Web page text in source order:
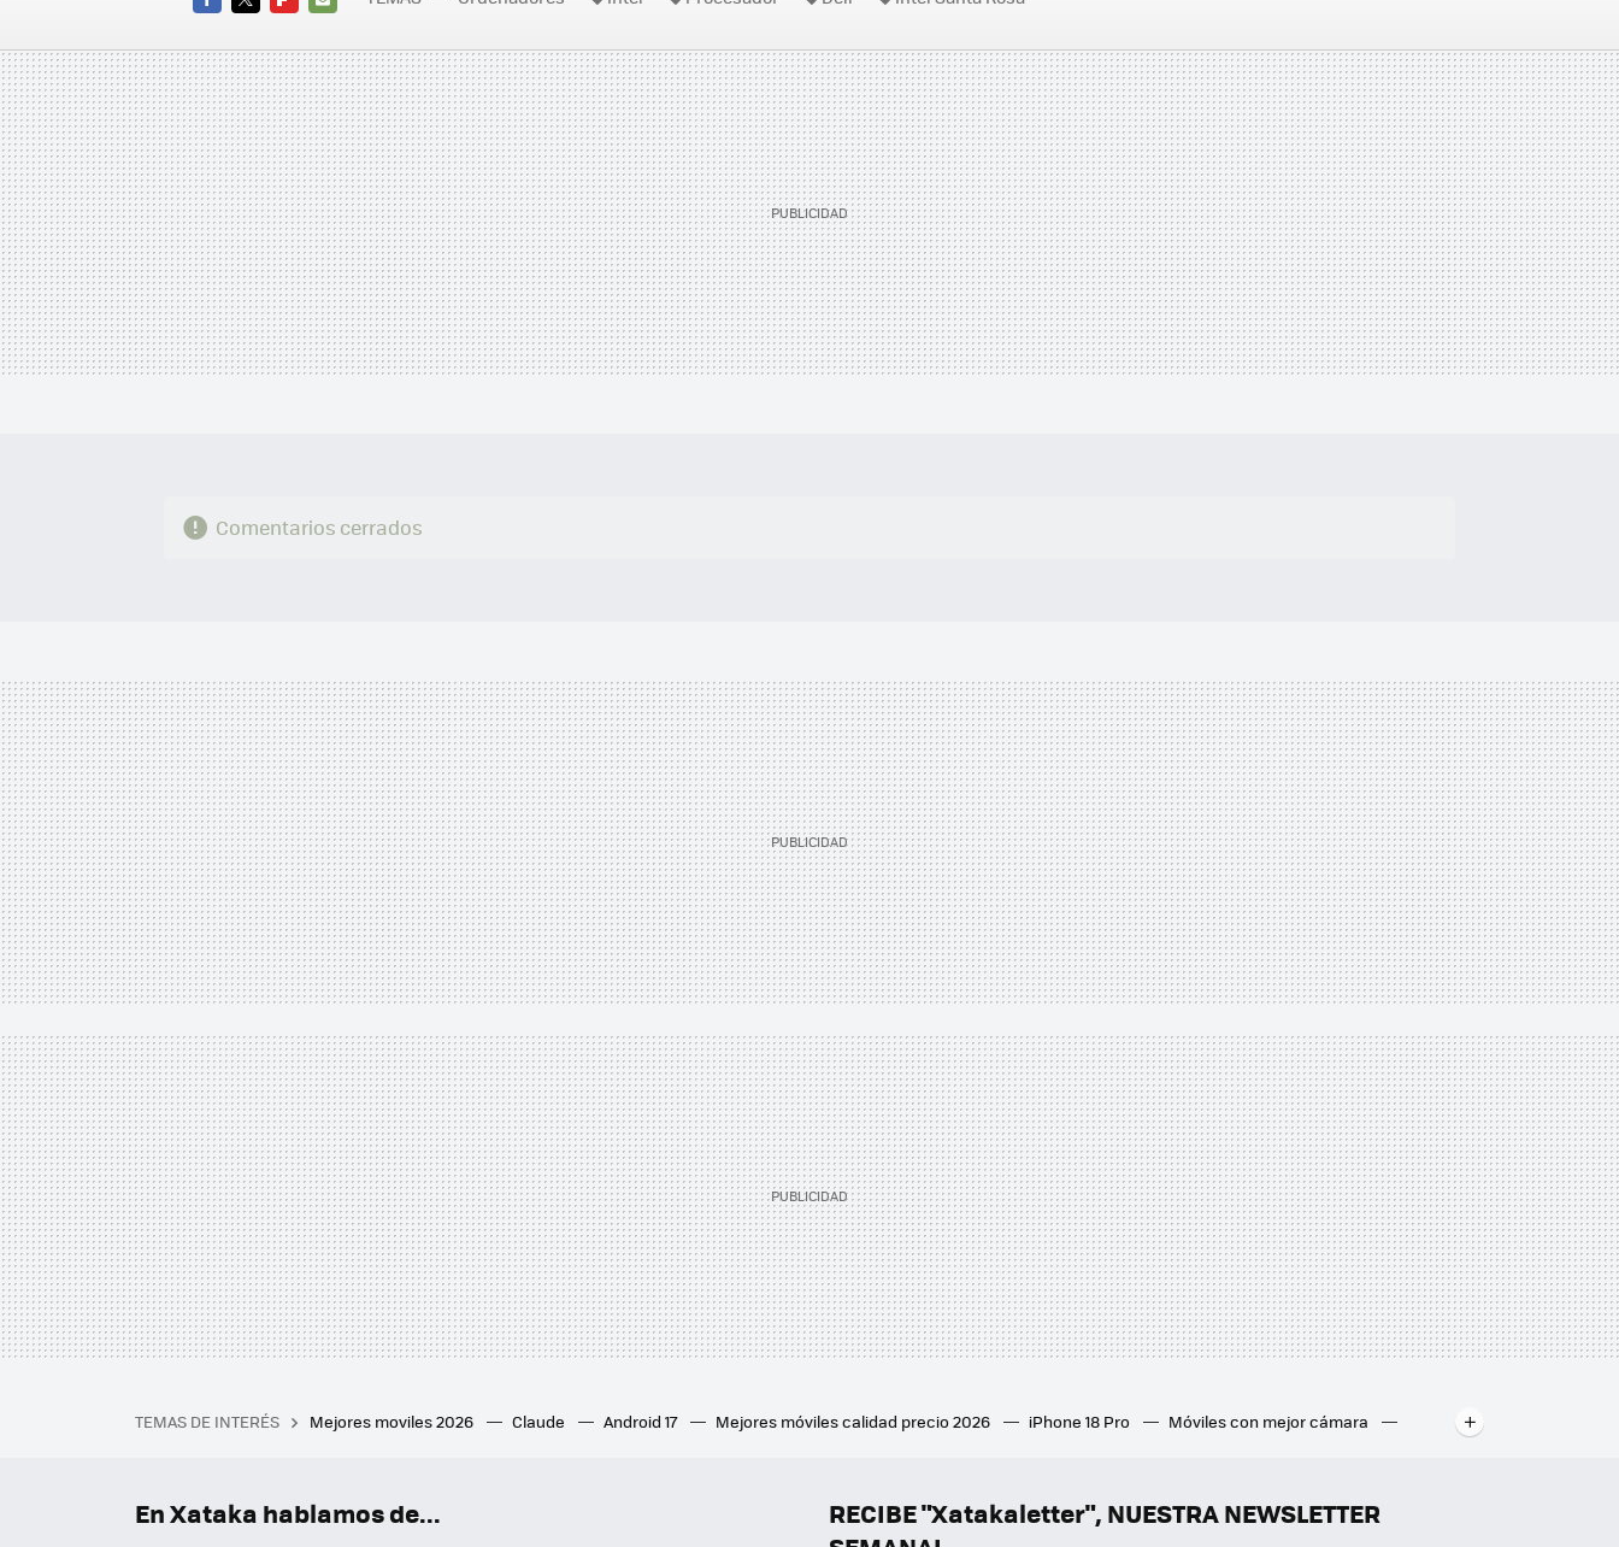
MAIL
Comentarios cerrados
TEMAS DE INTERÉS Mejores moviles 2026 Claude Android 17 Mejores móviles calidad precio 2026 iPhone 18 Pro
Móviles con mejor cámara
RECIBE "Xatakaletter", NUESTRA NEWSLETTER
En Xataka hablamos de...